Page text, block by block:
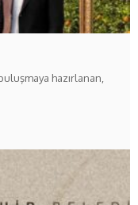
hazırlanan,